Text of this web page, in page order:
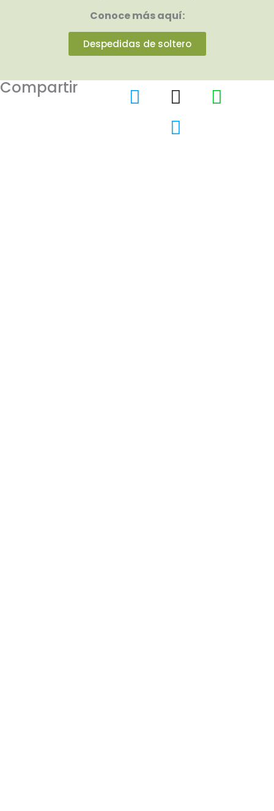
Conoce más aquí:
Despedidas de soltero
Compartir